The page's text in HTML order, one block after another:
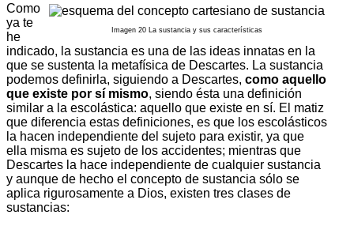
Imagen 20 La sustancia y sus características
Como
ya te
he
indicado, la sustancia es una de las ideas innatas en la
que se sustenta la metafísica de Descartes. La sustancia
podemos definirla, siguiendo a Descartes, como aquello
que existe por sí mismo, siendo ésta una definición
similar a la escolástica: aquello que existe en sí. El matiz
que diferencia estas definiciones, es que los escolásticos
la hacen independiente del sujeto para existir, ya que
ella misma es sujeto de los accidentes; mientras que
Descartes la hace independiente de cualquier sustancia
y aunque de hecho el concepto de sustancia sólo se
aplica rigurosamente a Dios, existen tres clases de
sustancias: